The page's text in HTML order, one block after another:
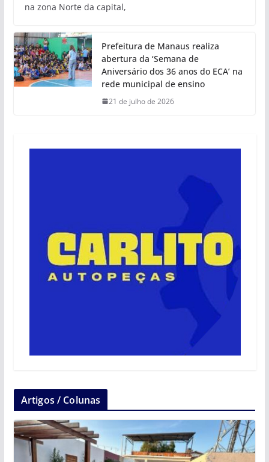
na zona Norte da capital,
Prefeitura de Manaus realiza
abertura da ‘Semana de
Aniversário dos 36 anos do ECA’ na
rede municipal de ensino
21 de julho de 2026
Artigos / Colunas